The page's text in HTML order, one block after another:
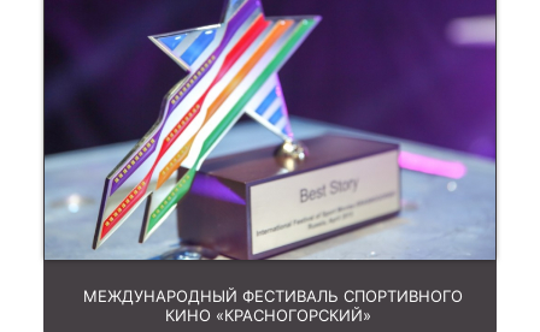
МЕЖДУНАРОДНЫЙ ФЕСТИВАЛЬ СПОРТИВНОГО
КИНО «КРАСНОГОРСКИЙ»